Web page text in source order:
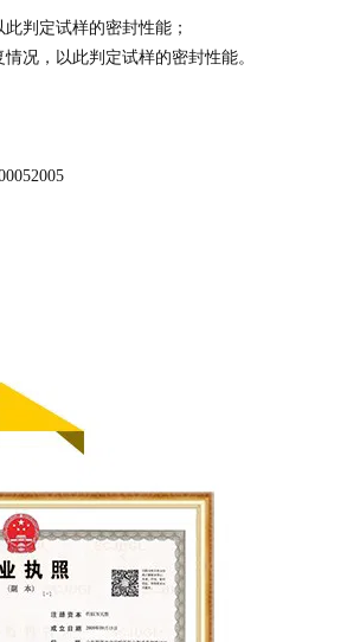
判定试样的密封性能；
况，以此判定试样的密封性能。